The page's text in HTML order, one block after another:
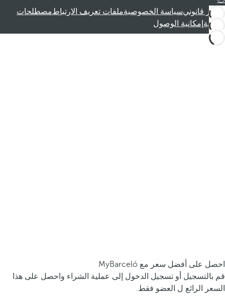
إشعار قانونيسياسة الخصوصيةملفات تعريف الارتباطمصطلحات
قانونية إمكانية الوصول
احصل على أفضل سعر مع MyBarceló
قم بالتسجيل أو تسجيل الدخول إلى عملية الشراء واحصل على هذا
السعر الرائع ل العضو فقط.